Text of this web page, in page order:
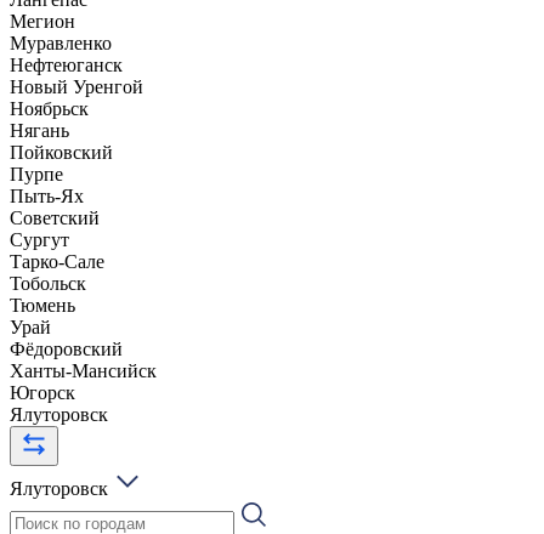
Мегион
Муравленко
Нефтеюганск
Новый Уренгой
Ноябрьск
Нягань
Пойковский
Пурпе
Пыть-Ях
Советский
Сургут
Тарко-Сале
Тобольск
Тюмень
Урай
Фёдоровский
Ханты-Мансийск
Югорск
Ялуторовск
Ялуторовск